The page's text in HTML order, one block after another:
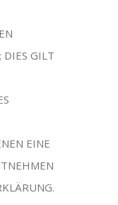
DIES GILT
EINE